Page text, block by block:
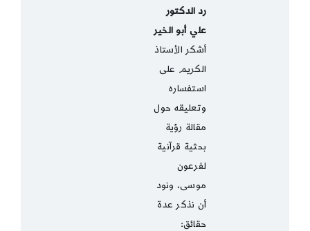
رد الدكتور
علي أبو الخير
أشكر الأستاذ
الكريم على
استفساره
وتعليقه حول
مقالة رؤية
بحثية قرآنية
لفرعون
موسى، ونود
أن نذكر عدة
حقائق: